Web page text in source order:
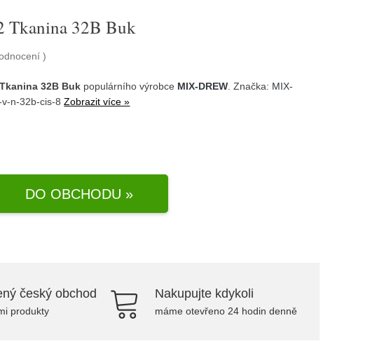
Tkanina 32B Buk
)
32B Buk populárního výrobce MIX-DREW . Značka: MIX-
v-n-32b-cis-8Zobrazit více »
DO OBCHODU »
český obchod
produkty
Nakupujte kdykoli
máme otevřeno 24 hodin denně